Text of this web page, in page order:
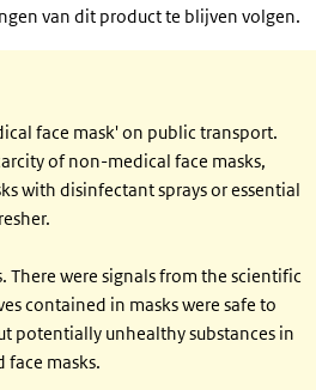
van dit product te blijven volgen.
face mask' on public transport.
of non-medical face masks,
with disinfectant sprays or essential
were signals from the scientific
contained in masks were safe to
potentially unhealthy substances in
face masks.